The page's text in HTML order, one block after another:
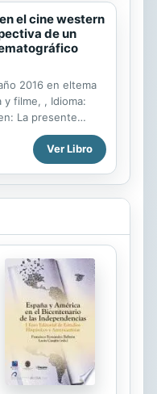
tipo de cómics.
fondos,
guiones... todo
colección llena
en algo
el cine western
de un
2016 en eltema
filme, , Idioma:
La presente
aclarar las
históricas que se
films que se
época de
europeo
largometrajes que
y que, por una
numerosos
como parte
dentro del cine
continente. Ahora
un género tan
número de
Ver Libro